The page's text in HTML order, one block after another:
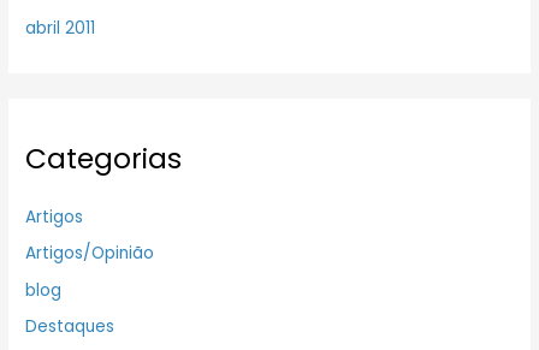
abril 2011
Categorias
Artigos
Artigos/Opinião
blog
Destaques